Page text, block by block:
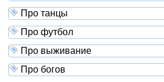
Про танцы
Про футбол
Про выживание
Про богов